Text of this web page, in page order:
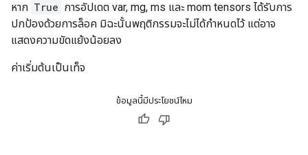
หาก True การอัปเดต var, mg, ms และ mom tensors ได้รับการ
ปกป้องด้วยการล็อค มิฉะนั้นพฤติกรรมจะไม่ได้กำหนดไว้ แต่อาจ
แสดงความขัดแย้งน้อยลง
ค่าเริ่มต้นเป็นเท็จ
ข้อมูลนี้มีประโยชน์ไหม